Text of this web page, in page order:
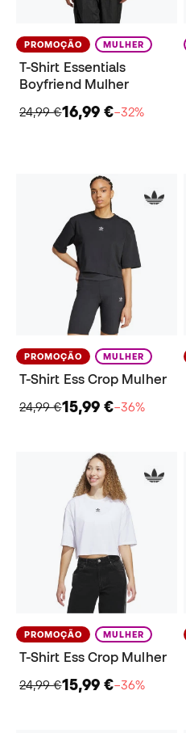
PROMOÇÃO MULHER
T-Shirt Essentials
Boyfriend Mulher
24,99 €16,99 €−32%
PROMOÇÃO MULHER
T-Shirt Ess Crop Mulher
24,99 €15,99 €−36%
PROMOÇÃO MULHER
T-Shirt Ess Crop Mulher
24,99 €15,99 €−36%